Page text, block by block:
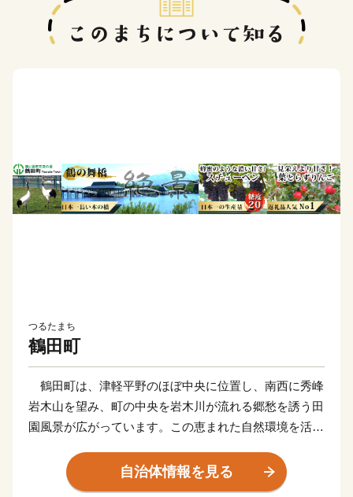
つるたまち
鶴田町
鶴田町は、津軽平野のほぼ中央に位置し、南西に秀峰
岩木山を望み、町の中央を岩木川が流れる郷愁を誘う田
園風景が広がっています。この恵まれた自然環境を活か
できました。昭和４０年代から転作作物として導入され
たブドウ「スチューベン」が作付面積、生産量ともに日
自治体情報を見る